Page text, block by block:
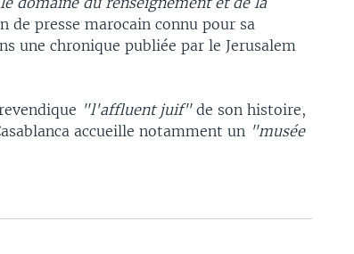
de presse marocain connu pour sa
une chronique publiée par le Jerusalem
"l'affluent juif"de son histoire,
accueille notamment un "musée